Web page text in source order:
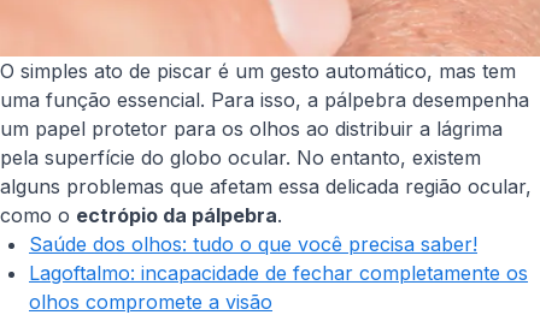
O simples ato de piscar é um gesto automático, mas tem
uma função essencial. Para isso, a pálpebra desempenha
um papel protetor para os olhos ao distribuir a lágrima
pela superfície do globo ocular. No entanto, existem
alguns problemas que afetam essa delicada região ocular,
como o ectrópio da pálpebra.
Saúde dos olhos: tudo o que você precisa saber!
Lagoftalmo: incapacidade de fechar completamente os
olhos compromete a visão